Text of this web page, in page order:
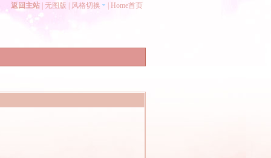
返回主站 无图版 风格切换 Home首页